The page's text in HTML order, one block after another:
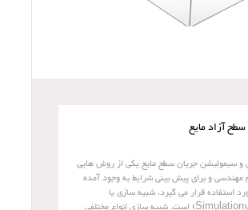
آزاد مایع
و سیمولیشن جریان سطح مایع یکی از روش هایی
مهندسی و برای پیش بینی شرایط به وجود آمده
استفاده قرار می گیرد، شبیه سازی یا